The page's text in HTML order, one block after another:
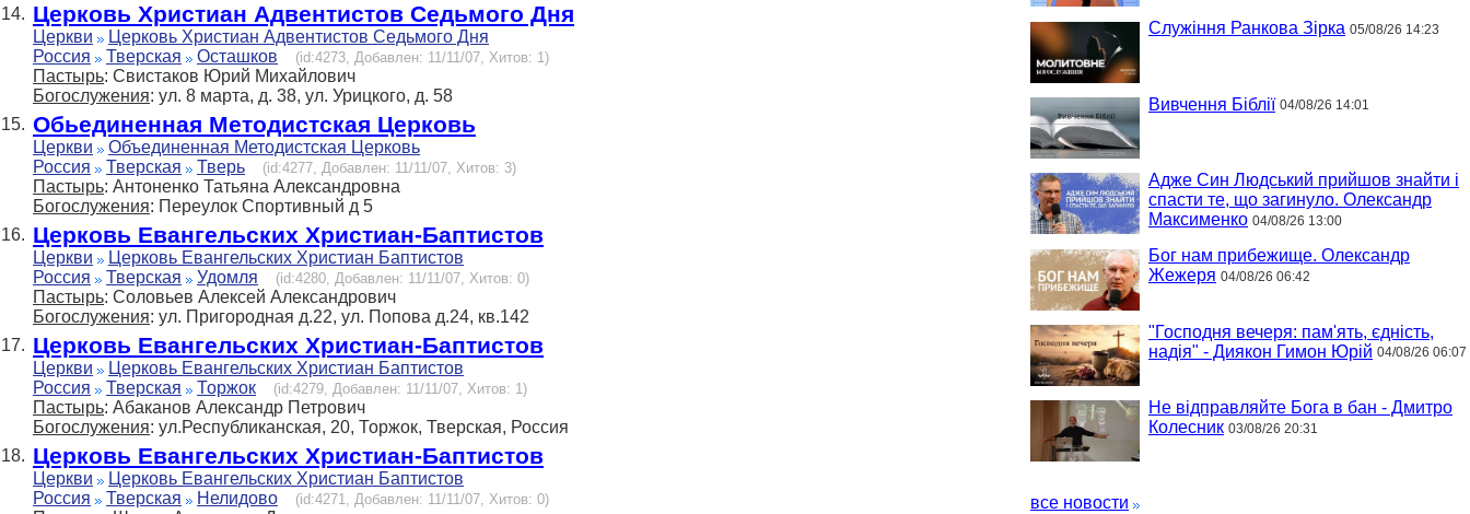
14. Церковь Христиан Адвентистов Седьмого Дня
Церкви
Церковь Христиан Адвентистов Седьмого Дня
Россия
Тверская Осташков (id:4273, Добавлен: 11/11/07, Хитов: 1)
Пастырь: Свистаков Юрий Михайлович
Богослужения: ул. 8 марта, д. 38, ул. Урицкого, д. 58
15. Обьединенная Методистская Церковь
Церкви
Объединенная Методистская Церковь
Россия
Тверская Тверь (id:4277, Добавлен: 11/11/07, Хитов: 3)
Пастырь: Антоненко Татьяна Александровна
Богослужения: Переулок Спортивный д 5
16. Церковь Евангельских Христиан-Баптистов
Церкви
Церковь Евангельских Христиан Баптистов
Россия
Тверская Удомля (id:4280, Добавлен: 11/11/07, Хитов: 0)
Пастырь: Соловьев Алексей Александрович
Богослужения: ул. Пригородная д.22, ул. Попова д.24, кв.142
17. Церковь Евангельских Христиан-Баптистов
Церкви
Церковь Евангельских Христиан Баптистов
Россия
Тверская Торжок (id:4279, Добавлен: 11/11/07, Хитов: 1)
Пастырь: Абаканов Александр Петрович
Богослужения: ул.Республиканская, 20, Торжок, Тверская, Россия
18. Церковь Евангельских Христиан-Баптистов
Церкви
Церковь Евангельских Христиан Баптистов
Россия
Тверская Нелидово (id:4271, Добавлен: 11/11/07, Хитов: 0)
Служіння Ранкова Зірка 05/08/26 14:23
Вивчення Біблії 04/08/26 14:01
Адже Син Людський прийшов знайти і
спасти те, що загинуло. Олександр
Максименко 04/08/26 13:00
Бог нам прибежище. Олександр
Жежеря 04/08/26 06:42
"Господня вечеря: пам'ять, єдність,
надія" - Диякон Гимон Юрій 04/08/26 06:07
Не відправляйте Бога в бан - Дмитро
Колесник 03/08/26 20:31
все новости